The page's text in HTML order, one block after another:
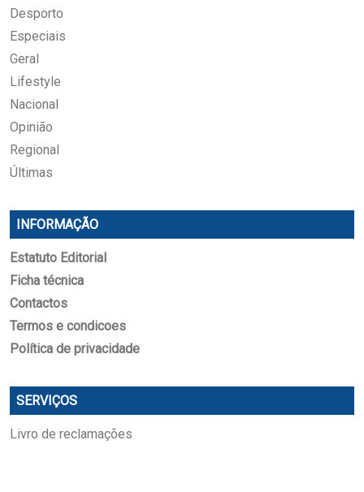
Desporto
Especiais
Geral
Lifestyle
Nacional
Opinião
Regional
Últimas
INFORMAÇÃO
Estatuto Editorial
Ficha técnica
Contactos
Termos e condicoes
Política de privacidade
SERVIÇOS
Livro de reclamações